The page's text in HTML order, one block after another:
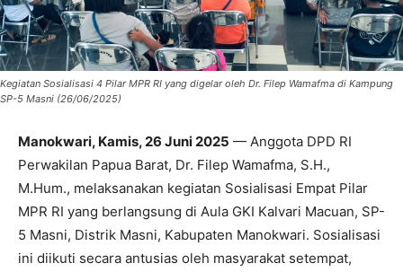
Kegiatan Sosialisasi 4 Pilar MPR RI yang digelar oleh Dr. Filep Wamafma di Kampung
SP-5 Masni (26/06/2025)
Manokwari, Kamis, 26 Juni 2025 — Anggota DPD RI
Perwakilan Papua Barat, Dr. Filep Wamafma, S.H.,
M.Hum., melaksanakan kegiatan Sosialisasi Empat Pilar
MPR RI yang berlangsung di Aula GKI Kalvari Macuan, SP-
5 Masni, Distrik Masni, Kabupaten Manokwari. Sosialisasi
ini diikuti secara antusias oleh masyarakat setempat,